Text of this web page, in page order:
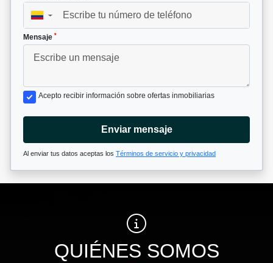
▼
Mensaje *
Acepto recibir información sobre ofertas inmobiliarias
Enviar mensaje
Al enviar tus datos aceptas los Términos de servicio y privacidad
QUIÉNES SOMOS